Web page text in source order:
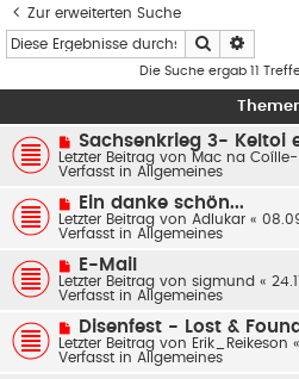
Zur erweiterten Suche
Suche
Die Suche ergab 11
N
e
u
B
e
i
a
g
Sachsenkrieg 3- Keltoi
Letzter Beitrag von Mac na
Verfasst in Allgemeines
e
u
B
e
i
a
g
Ein danke schön...
Letzter Beitrag von Adlukar «
Verfasst in Allgemeines
e
u
B
e
i
E-Mail
Letzter Beitrag von sigmund «
Verfasst in Allgemeines
e
u
Disenfest - Lost & Found
Letzter Beitrag von Erik_Reikeson «
Verfasst in Allgemeines